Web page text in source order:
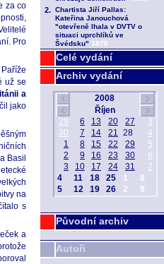
Celé vydání
Archiv vydání
Původní archiv
Autoři
za co
Pro
už se
a
jako
Basil
na
s
a